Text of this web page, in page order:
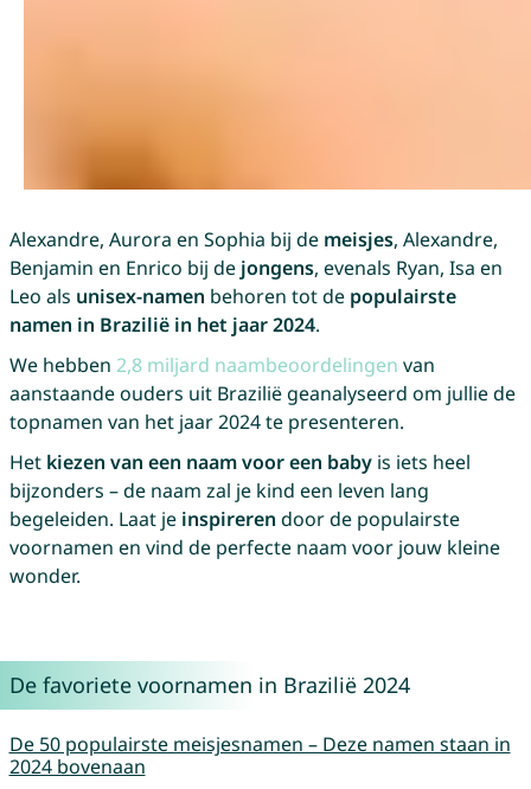
Alexandre, Aurora en Sophia bij de meisjes, Alexandre,
Benjamin en Enrico bij de jongens, evenals Ryan, Isa en
Leo als unisex-namen behoren tot de populairste
namen in Brazilië in het jaar 2024.
We hebben 2,8 miljard naambeoordelingen van
aanstaande ouders uit Brazilië geanalyseerd om jullie de
topnamen van het jaar 2024 te presenteren.
Het kiezen van een naam voor een babyis iets heel
bijzonders – de naam zal je kind een leven lang
begeleiden. Laat je inspireren door de populairste
voornamen en vind de perfecte naam voor jouw kleine
wonder.
De favoriete voornamen in Brazilië 2024
De 50 populairste meisjesnamen – Deze namen staan in
2024 bovenaan